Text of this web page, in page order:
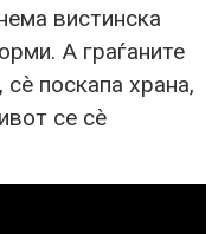
вистинска
А граѓаните
поскапа храна,
се сè